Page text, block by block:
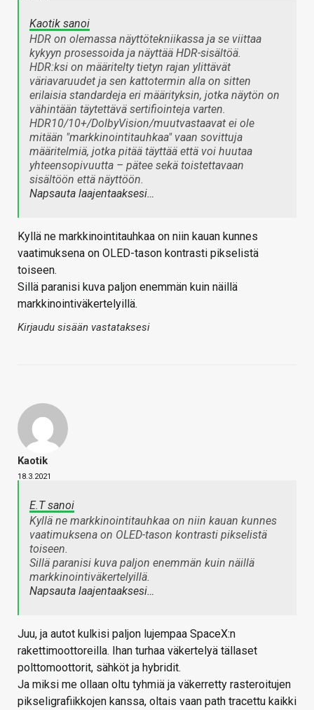
Kaotik sanoi
HDR on olemassa näyttötekniikassa ja se viittaa
kykyyn prosessoida ja näyttää HDR-sisältöä.
HDR:ksi on määritelty tietyn rajan ylittävät
väriavaruudet ja sen kattotermin alla on sitten
erilaisia standardeja eri määrityksin, jotka näytön on
vähintään täytettävä sertifiointeja varten.
HDR10/10+/DolbyVision/muutvastaavat ei ole
mitään "markkinointitauhkaa" vaan sovittuja
määritelmiä, jotka pitää täyttää että voi huutaa
yhteensopivuutta – pätee sekä toistettavaan
sisältöön että näyttöön.
Napsauta laajentaaksesi…
Kyllä ne markkinointitauhkaa on niin kauan kunnes
vaatimuksena on OLED-tason kontrasti pikselistä
toiseen.
Sillä paranisi kuva paljon enemmän kuin näillä
markkinointiväkertelyillä.
Kirjaudu sisään vastataksesi
Kaotik
18.3.2021
E.T sanoi
Kyllä ne markkinointitauhkaa on niin kauan kunnes
vaatimuksena on OLED-tason kontrasti pikselistä
toiseen.
Sillä paranisi kuva paljon enemmän kuin näillä
markkinointiväkertelyillä.
Napsauta laajentaaksesi…
Juu, ja autot kulkisi paljon lujempaa SpaceX:n
rakettimoottoreilla. Ihan turhaa väkertelyä tällaset
polttomoottorit, sähköt ja hybridit.
Ja miksi me ollaan oltu tyhmiä ja väkerretty rasteroitujen
pikseligrafiikkojen kanssa, oltais vaan path tracettu kaikki